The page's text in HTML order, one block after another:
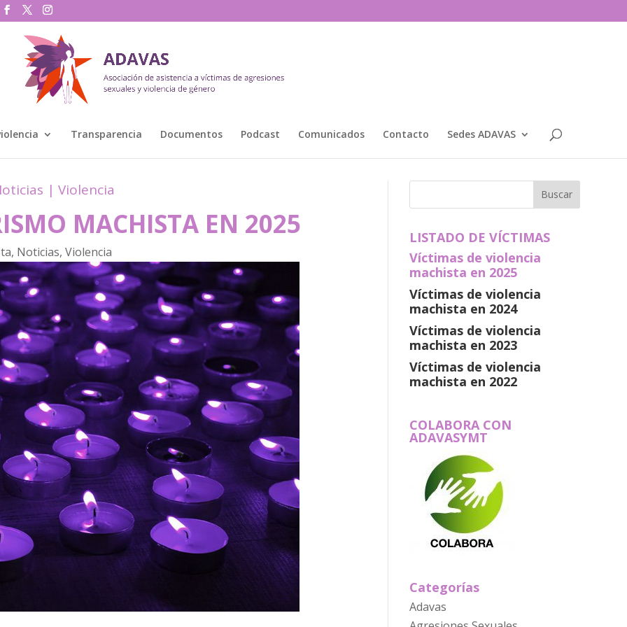
Transparencia Documentos Podcast Comunicados Contacto Sedes ADAVAS
|Violencia
MACHISTA EN 2025
, Noticias,Violencia
LISTADO DE VÍCTIMAS
Víctimas de violencia
machista en 2025
Víctimas de violencia
machista en 2024
Víctimas de violencia
machista en 2023
Víctimas de violencia
machista en 2022
COLABORA CON
ADAVASYMT
Categorías
Adavas